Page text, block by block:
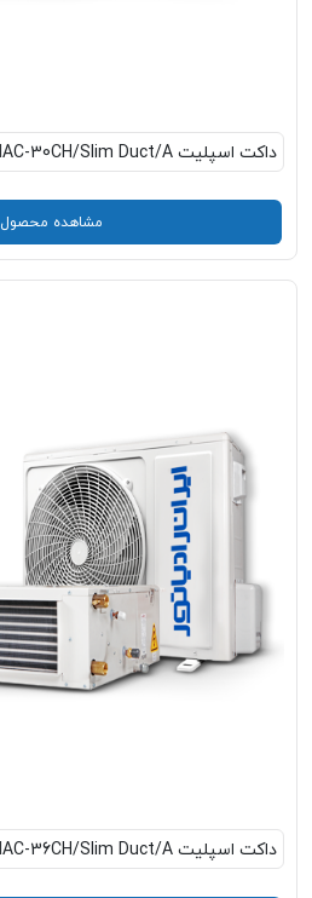
داکت اسپلیت IAC-30CH/Slim Duct/A
مشاهده محصول
داکت اسپلیت IAC-36CH/Slim Duct/A